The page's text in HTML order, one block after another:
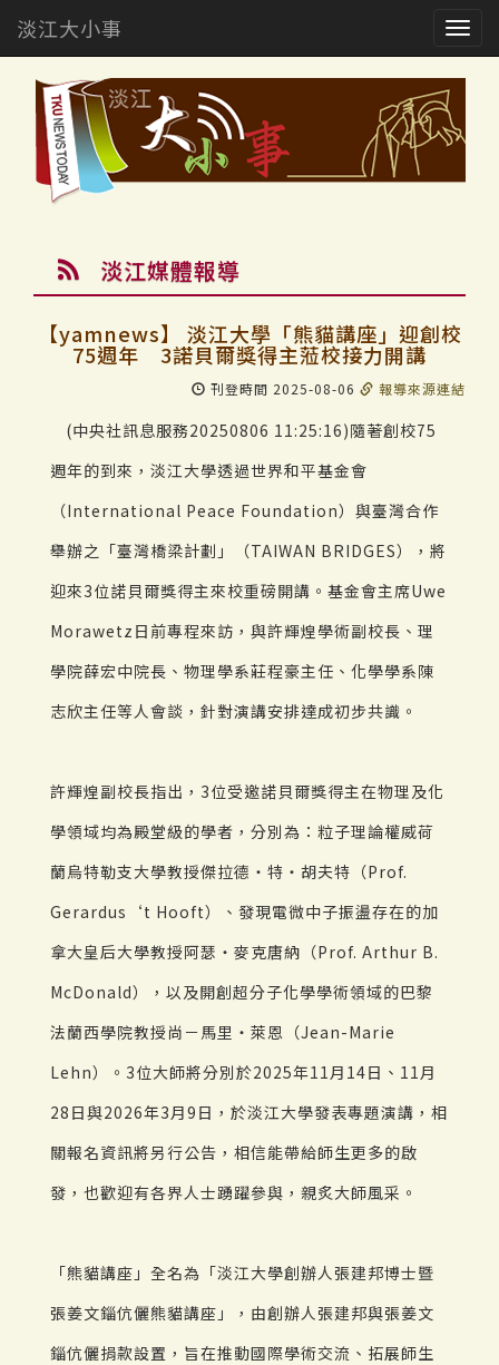
淡江大小事
淡江媒體報導
【yamnews】 淡江大學「熊貓講座」迎創校
75週年 3諾貝爾獎得主蒞校接力開講
刊登時間 2025-08-06 報導來源連結
(中央社訊息服務20250806 11:25:16)隨著創校75
週年的到來，淡江大學透過世界和平基金會
（International Peace Foundation）與臺灣合作
舉辦之「臺灣橋梁計劃」（TAIWAN BRIDGES），將
迎來3位諾貝爾獎得主來校重磅開講。基金會主席Uwe
Morawetz日前專程來訪，與許輝煌學術副校長、理
學院薛宏中院長、物理學系莊程豪主任、化學學系陳
志欣主任等人會談，針對演講安排達成初步共識。
許輝煌副校長指出，3位受邀諾貝爾獎得主在物理及化
學領域均為殿堂級的學者，分別為：粒子理論權威荷
蘭烏特勒支大學教授傑拉德・特・胡夫特（Prof.
Gerardus‘t Hooft）、發現電微中子振盪存在的加
拿大皇后大學教授阿瑟・麥克唐納（Prof. Arthur B.
McDonald），以及開創超分子化學學術領域的巴黎
法蘭西學院教授尚－馬里・萊恩（Jean-Marie
Lehn）。3位大師將分別於2025年11月14日、11月
28日與2026年3月9日，於淡江大學發表專題演講，相
關報名資訊將另行公告，相信能帶給師生更多的啟
發，也歡迎有各界人士踴躍參與，親炙大師風采。
「熊貓講座」全名為「淡江大學創辦人張建邦博士暨
張姜文錙伉儷熊貓講座」，由創辦人張建邦與張姜文
錙伉儷捐款設置，旨在推動國際學術交流、拓展師生